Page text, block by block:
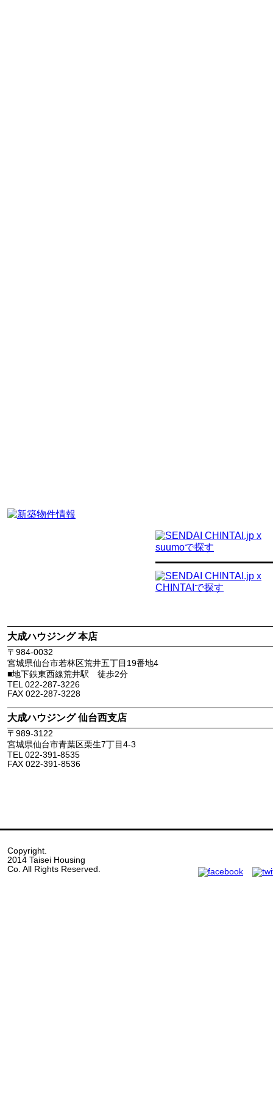
大成ハウジング 本店
〒 984-0032
宮城県仙台市若林区荒井五丁目19番地4
■地下鉄東西線荒井駅 徒歩2分
TEL 022-287-3226
FAX 022-287-3228
大成ハウジング 仙台西支店
〒 989-3122
宮城県仙台市青葉区栗生7丁目4-3
TEL 022-391-8535
FAX 022-391-8536
Copyright.
2014 Taisei Housing
Co. All Rights Reserved.